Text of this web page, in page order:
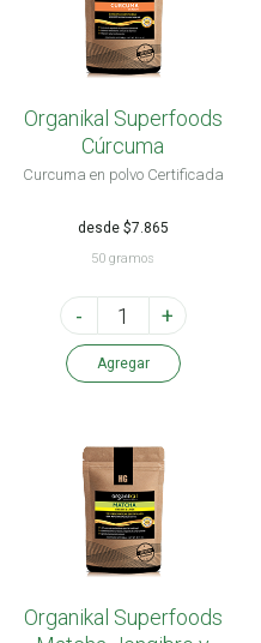
Organikal Superfoods
Cúrcuma
Curcuma en polvo Certificada
desde $7.865
50 gramos
- +
Agregar
Organikal Superfoods